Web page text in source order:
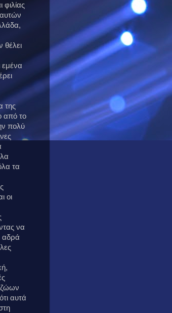
αυτών
θέλει
εμένα
της
από το
πολύ
τα
οι
να
αδρά
ζώων
αυτά